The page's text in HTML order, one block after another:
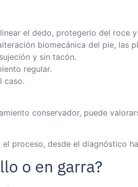
el dedo, protegerlo del roce
biomecánica del pie,
y sin tacón.
regular.
caso.
conservador, puede
proceso, desde el diagnóstico
o en garra?